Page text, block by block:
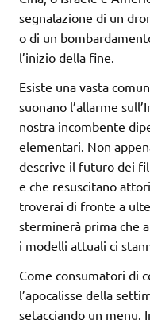
segnalazione di un
o di un
l’inizio della fine.
Esiste una vasta
suonano l’allarme
nostra incombente
elementari. Non
descrive il futuro dei
e che resuscitano
troverai di fronte a
sterminerà prima che
i modelli attuali ci
Come consumatori di
l’apocalisse della
setacciando un menu.